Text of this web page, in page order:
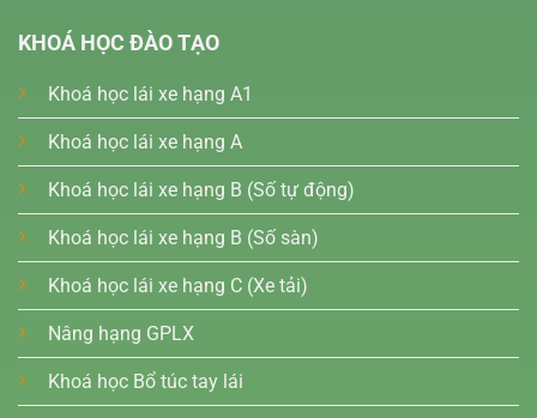
KHOÁ HỌC ĐÀO TẠO
Khoá học lái xe hạng A1
Khoá học lái xe hạng A
Khoá học lái xe hạng B (Số tự động)
Khoá học lái xe hạng B (Số sàn)
Khoá học lái xe hạng C (Xe tải)
Nâng hạng GPLX
Khoá học Bổ túc tay lái